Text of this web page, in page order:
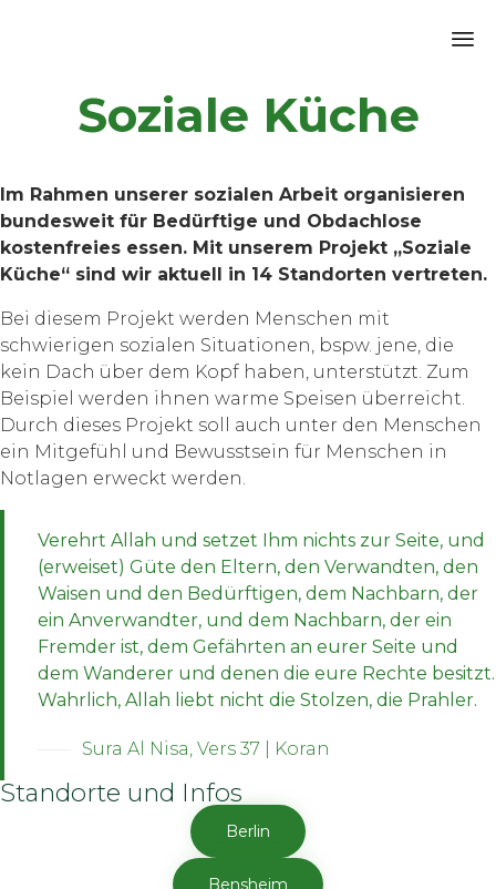
Soziale Küche
Im Rahmen unserer sozialen Arbeit organisieren
bundesweit für Bedürftige und Obdachlose
kostenfreies essen. Mit unserem Projekt „Soziale
Küche“ sind wir aktuell in 14 Standorten vertreten.
Bei diesem Projekt werden Menschen mit
schwierigen sozialen Situationen, bspw. jene, die
kein Dach über dem Kopf haben, unterstützt. Zum
Beispiel werden ihnen warme Speisen überreicht.
Durch dieses Projekt soll auch unter den Menschen
ein Mitgefühl und Bewusstsein für Menschen in
Notlagen erweckt werden.
Verehrt Allah und setzet Ihm nichts zur Seite, und
(erweiset) Güte den Eltern, den Verwandten, den
Waisen und den Bedürftigen, dem Nachbarn, der
ein Anverwandter, und dem Nachbarn, der ein
Fremder ist, dem Gefährten an eurer Seite und
dem Wanderer und denen die eure Rechte besitzt.
Wahrlich, Allah liebt nicht die Stolzen, die Prahler.
Sura Al Nisa, Vers 37 | Koran
Standorte und Infos
Berlin
Bensheim